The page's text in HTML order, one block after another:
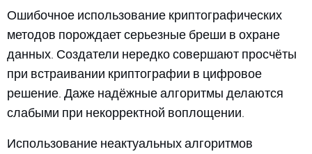
Ошибочное использование криптографических
методов порождает серьезные бреши в охране
данных. Создатели нередко совершают просчёты
при встраивании криптографии в цифровое
решение. Даже надёжные алгоритмы делаются
слабыми при некорректной воплощении.
Использование неактуальных алгоритмов